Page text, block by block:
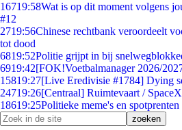
16719:58Wat is op dit moment volgens
#12
2719:56Chinese rechtbank veroordeelt
tot dood
6819:52Politie grijpt in bij
6919:42[FOK!Voetbalmanager 2026/
15819:27[Live Eredivisie #1784] Dying
24719:26[Centraal] Ruimtevaart /
18619:25Politieke meme's en spotprenten